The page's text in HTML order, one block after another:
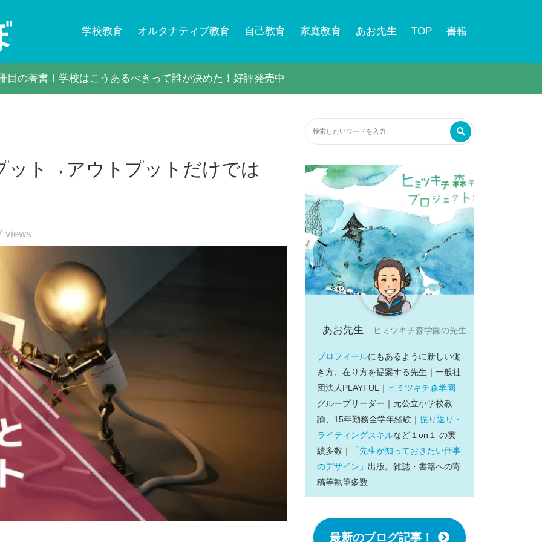
学校教育 オルタナティブ教育 自己教育 家庭教育 あお先生 TOP 書籍
目の著書！学校はこうあるべきって誰が決めた！好評発売中
ット→アウトプットだけでは
views
あお先生 ヒミツキチ森学園の先生
プロフィールにもあるように新しい働
き方、在り方を提案する先生｜一般社
団法人PLAYFUL｜ ヒミツキチ森学園
グループリーダー｜元公立小学校教
諭、15年勤務全学年経験｜ 振り返り・
ライティングスキルなど１on１ の実
績多数｜
「先生が知っておきたい仕事
のデザイン」 出版。雑誌・書籍への寄
稿等執筆多数
最新のブログ記事！